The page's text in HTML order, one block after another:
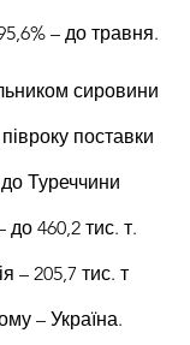
– до травня.
сировини
поставки
Туреччини
до 460,2 тис. т.
– 205,7 тис. т
– Україна.